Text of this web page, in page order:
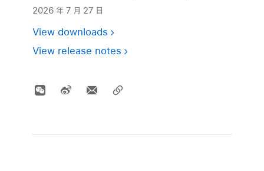
2026 年 7 月 27 日
View downloads
View release notes